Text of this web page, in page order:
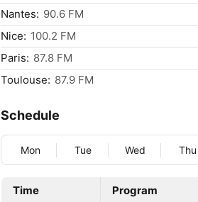
Nantes: 90.6 FM
Nice: 100.2 FM
Paris: 87.8 FM
Toulouse: 87.9 FM
Schedule
Mon Tue Wed Thu
Time Program